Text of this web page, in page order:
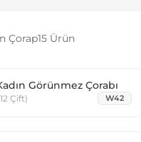
Çorap15 Ürün
Görünmez Çorabı
12 Çift) W42